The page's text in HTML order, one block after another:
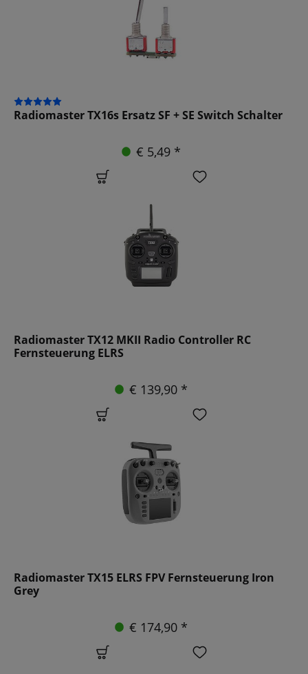
Radiomaster TX16s Ersatz SF + SE Switch Schalter
€ 5,49 *
Radiomaster TX12 MKII Radio Controller RC
Fernsteuerung ELRS
€ 139,90 *
Radiomaster TX15 ELRS FPV Fernsteuerung Iron
Grey
€ 174,90 *